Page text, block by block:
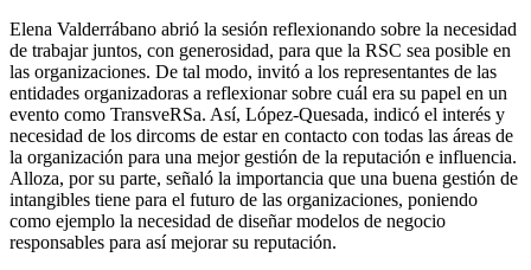
Elena Valderrábano abrió la sesión reflexionando sobre la necesidad
de trabajar juntos, con generosidad, para que la RSC sea posible en
las organizaciones. De tal modo, invitó a los representantes de las
entidades organizadoras a reflexionar sobre cuál era su papel en un
evento como TransveRSa. Así, López-Quesada, indicó el interés y
necesidad de los dircoms de estar en contacto con todas las áreas de
la organización para una mejor gestión de la reputación e influencia.
Alloza, por su parte, señaló la importancia que una buena gestión de
intangibles tiene para el futuro de las organizaciones, poniendo
como ejemplo la necesidad de diseñar modelos de negocio
responsables para así mejorar su reputación.